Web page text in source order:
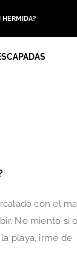
HERMIDA?
con el
No miento si
playa, irme de